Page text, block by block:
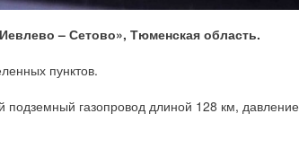
– Сетово», Тюменская область.
пунктов.
подземный газопровод длиной 128 км,